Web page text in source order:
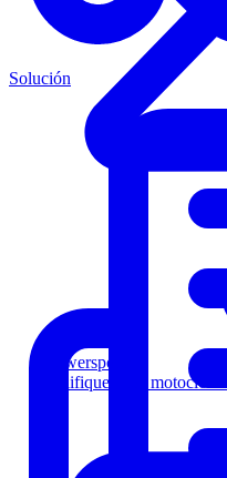
Powersports
Califique a los
Solución